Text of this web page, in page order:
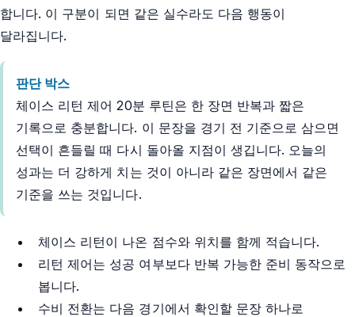
합니다. 이 구분이 되면 같은 실수라도 다음 행동이
달라집니다.
판단 박스
체이스 리턴 제어 20분 루틴은 한 장면 반복과 짧은
기록으로 충분합니다. 이 문장을 경기 전 기준으로 삼으면
선택이 흔들릴 때 다시 돌아올 지점이 생깁니다. 오늘의
성과는 더 강하게 치는 것이 아니라 같은 장면에서 같은
기준을 쓰는 것입니다.
체이스 리턴이 나온 점수와 위치를 함께 적습니다.
리턴 제어는 성공 여부보다 반복 가능한 준비 동작으로
봅니다.
수비 전환는 다음 경기에서 확인할 문장 하나로